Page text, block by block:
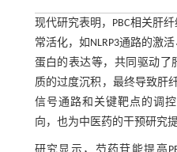
现代研究表明，PBC相关肝
常活化，如NLRP3通路的激
蛋白的表达等，共同驱动了
质的过度沉积，最终导致肝
信号通路和关键靶点的调
向，也为中医药的干预研究